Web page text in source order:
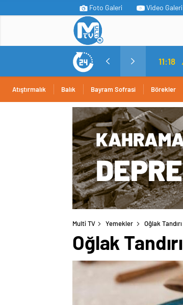
Foto Galeri Video Galeri
MİT’ten Irak’ın kuzeyinde operasyon: Ramazan Güneş Türkiye’ye getirildi 14:05
Atıştırmalık Balık Bayram Sofrasi Börekler
Multi TV Yemekler Oğlak Tandırı
Oğlak Tandırı